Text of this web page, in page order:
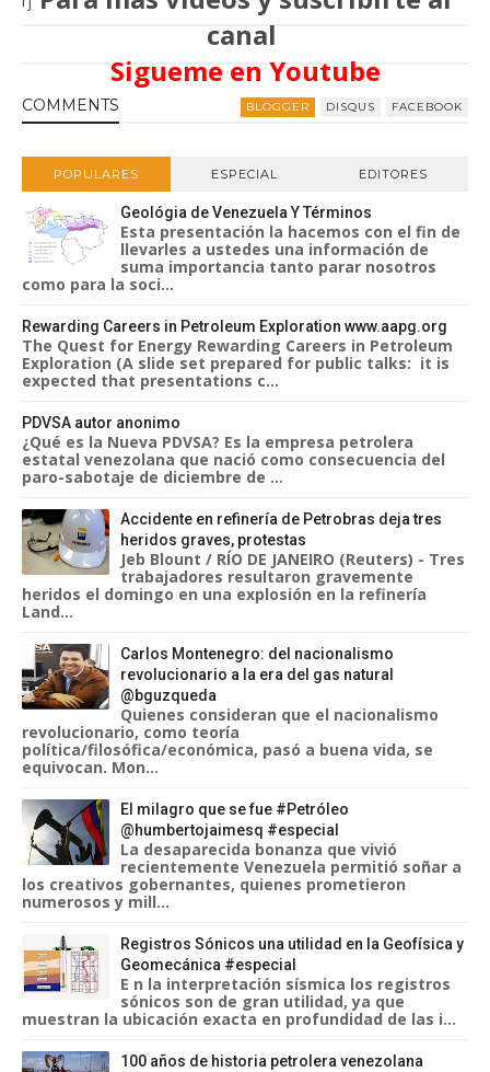
canal
Sigueme en Youtube
COMMENTS BLOGGER DISQUS FACEBOOK
POPULARES ESPECIAL EDITORES
Geológia de Venezuela Y Términos
Esta presentación la hacemos con el fin de
llevarles a ustedes una información de
suma importancia tanto parar nosotros
como para la soci...
Rewarding Careers in Petroleum Exploration www.aapg.org
The Quest for Energy Rewarding Careers in Petroleum
Exploration (A slide set prepared for public talks: it is
expected that presentations c...
PDVSA autor anonimo
¿Qué es la Nueva PDVSA? Es la empresa petrolera
estatal venezolana que nació como consecuencia del
paro-sabotaje de diciembre de ...
Accidente en refinería de Petrobras deja tres
heridos graves, protestas
Jeb Blount / RÍO DE JANEIRO (Reuters) - Tres
trabajadores resultaron gravemente
heridos el domingo en una explosión en la refinería
Land...
Carlos Montenegro: del nacionalismo
revolucionario a la era del gas natural
@bguzqueda
Quienes consideran que el nacionalismo
revolucionario, como teoría
política/filosófica/económica, pasó a buena vida, se
equivocan. Mon...
El milagro que se fue #Petróleo
@humbertojaimesq #especial
La desaparecida bonanza que vivió
recientemente Venezuela permitió soñar a
los creativos gobernantes, quienes prometieron
numerosos y mill...
Registros Sónicos una utilidad en la Geofísica y
Geomecánica #especial
E n la interpretación sísmica los registros
sónicos son de gran utilidad, ya que
muestran la ubicación exacta en profundidad de las i...
100 años de historia petrolera venezolana